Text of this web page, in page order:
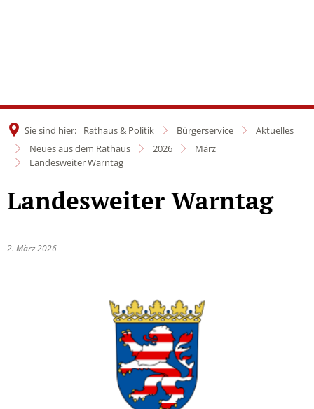
Sie sind hier: Rathaus & Politik Bürgerservice
Aktuelles
Neues aus dem Rathaus
2026
März
Landesweiter Warntag
Landesweiter Warntag
2. März 2026